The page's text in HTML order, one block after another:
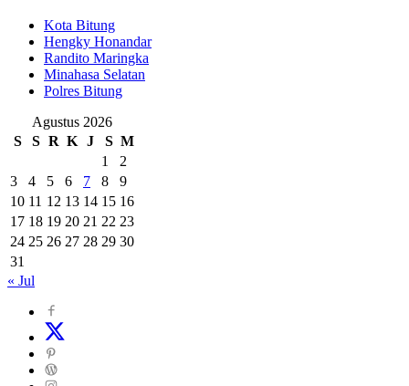
Kota Bitung
Hengky Honandar
Randito Maringka
Minahasa Selatan
Polres Bitung
Agustus 2026
S
S R K J S M
1
2
3
4 5 6 7 8
9
10 11 12 13 14 15 16
17 18 19 20 21 22 23
24 25 26 27 28 29 30
31
« Jul